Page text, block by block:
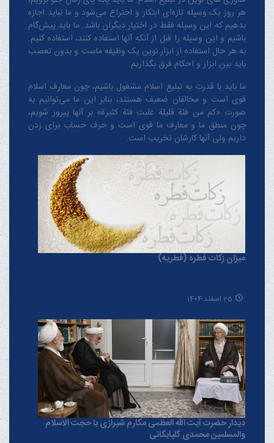
هر روز یک وسیله تازه‌ای ابتکار و اختراع می‌شود و ما نباید اجازه
بدهیم که این وسیله فقط در اختیار دیگران باشد. ما باید پیش‌گام
باشیم و این وسیله را قبل از آنکه آنها استفاده کنند، استفاده کنیم.
به هر حال استفاده از ابزار نوین یک وظیفه ماست و بدون تعصب
باید بین ابزار و احکام فرق بگذاریم.
ما باید با قدرت به تبلیغ اسلام مشغول باشیم، چون معارف اسلام
قوی است و مخالفان ضعیف هستند، بنابر این ما می‌توانیم به
صورت «کم من فئة قلیلة غلبت فئة کثیرة» بر آنها پیروز شویم،
چون منطق‌ ما و معارف ‌ما قوی است و حرف حساب برای زدن
داریم ولی آنها کارشان تخریب است.
میزان زکات فطره (فطریه)
25 اسفند 1404
دیدار حضرت آیت الله العظمی مکارم شیرازی با حجت الاسلام
والمسلمین محمدی گلپایگانی